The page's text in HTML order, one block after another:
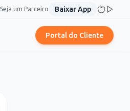
Seja um Parceiro Baixar App
Portal do Cliente